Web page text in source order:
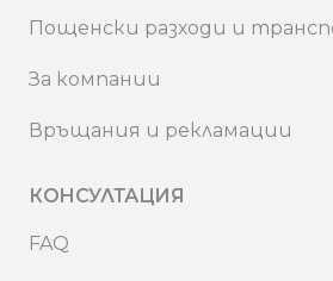
Пощенски разходи и
За компании
Връщания и рекламации
КОНСУЛТАЦИЯ
FAQ